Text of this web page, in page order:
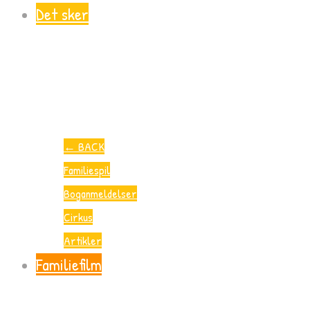
Det sker
← BACK
Familiespil
Boganmeldelser
Cirkus
Artikler
Familiefilm